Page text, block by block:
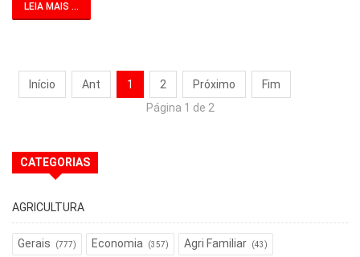
LEIA MAIS ...
Início Ant 1 2 Próximo
Fim
Página 1 de 2
CATEGORIAS
AGRICULTURA
Gerais (777) Economia (357) Agri Familiar (43)